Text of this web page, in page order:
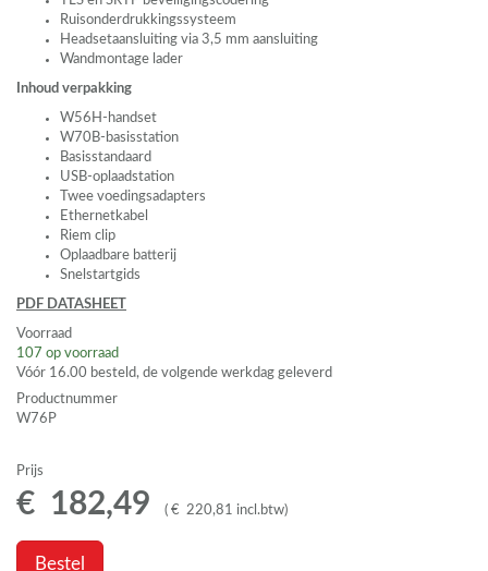
Ruisonderdrukkingssysteem
Headsetaansluiting via 3,5 mm aansluiting
Wandmontage lader
Inhoud verpakking
W56H-handset
W70B-basisstation
Basisstandaard
USB-oplaadstation
Twee voedingsadapters
Ethernetkabel
Riem clip
Oplaadbare batterij
Snelstartgids
PDF DATASHEET
Voorraad
107 op voorraad
Vóór 16.00 besteld, de volgende werkdag geleverd
Productnummer
W76P
Prijs
€ 182,49 ( € 220,81 incl.btw)
Bestel